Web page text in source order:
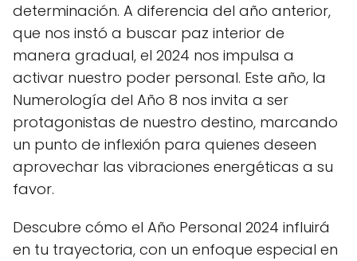
determinación. A diferencia del año anterior,
que nos instó a buscar paz interior de
manera gradual, el 2024 nos impulsa a
activar nuestro poder personal. Este año, la
Numerología del Año 8 nos invita a ser
protagonistas de nuestro destino, marcando
un punto de inflexión para quienes deseen
aprovechar las vibraciones energéticas a su
favor.
Descubre cómo el Año Personal 2024 influirá
en tu trayectoria, con un enfoque especial en